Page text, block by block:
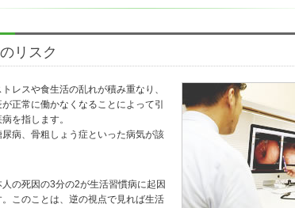
リスク
レスや食生活の乱れが積み重なり、
正常に働かなくなることによって引
を指します。
病、骨粗しょう症といった病気が該
の死因の3分の2が生活習慣病に起因
このことは、逆の視点で見れば生活